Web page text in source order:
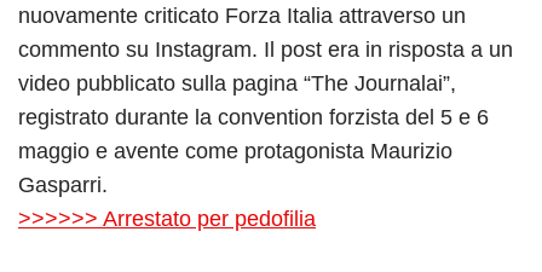
nuovamente criticato Forza Italia attraverso un
commento su Instagram. Il post era in risposta a un
video pubblicato sulla pagina “The Journalai”,
registrato durante la convention forzista del 5 e 6
maggio e avente come protagonista Maurizio
Gasparri.
>>>>>> Arrestato per pedofilia